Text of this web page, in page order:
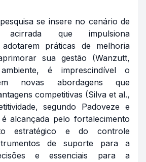
se insere no cenário de
acirrada que impulsiona
práticas de melhoria
sua gestão (Wanzutt,
é imprescindível o
novas abordagens que
competitivas (Silva et al.,
segundo Padoveze e
alcançada pelo fortalecimento
estratégico e do controle
de suporte para a
e essenciais para a